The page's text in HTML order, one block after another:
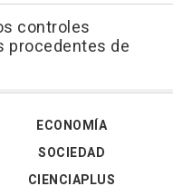
controles
procedentes de
ECONOMÍA
SOCIEDAD
CIENCIAPLUS